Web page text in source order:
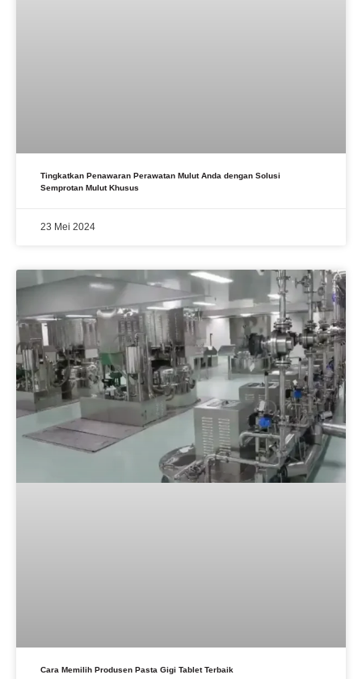
Tingkatkan Penawaran Perawatan Mulut Anda dengan Solusi
Semprotan Mulut Khusus
23 Mei 2024
Cara Memilih Produsen Pasta Gigi Tablet Terbaik